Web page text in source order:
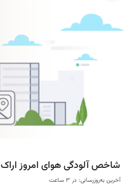
شاخص آلودگی هوای امروز اراک
آخرین به‌روزرسانی: در ۳ ساعت